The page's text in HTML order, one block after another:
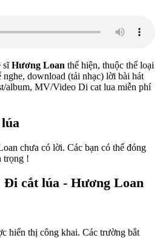
sĩHương Loan thể hiện, thuộc thể loại
nghe, download (tải nhạc) lời bài hát
album, MV/Video Di cat lua miễn phí
chưa có lời. Các bạn có thể đóng
trọng !
Đi cắt lúa - Hương Loan
hiển thị công khai. Các trường bắt